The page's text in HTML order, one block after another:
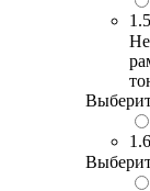
1.5
Не
1.6